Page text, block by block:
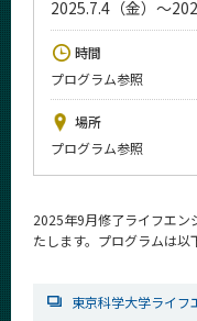
2025.7.4（金）～
時間
プログラム参照
場所
プログラム参照
2025年9月修了ライフエン
たします。プログラムは以
東京科学大学ライフ
電気電子系 News
News
イベントカレンダー
Event Calendar
今後のイベント
年別アーカイブ